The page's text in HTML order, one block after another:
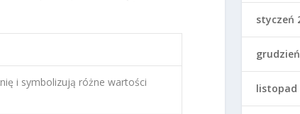
i symbolizują różne wartości
styczeń
listopad